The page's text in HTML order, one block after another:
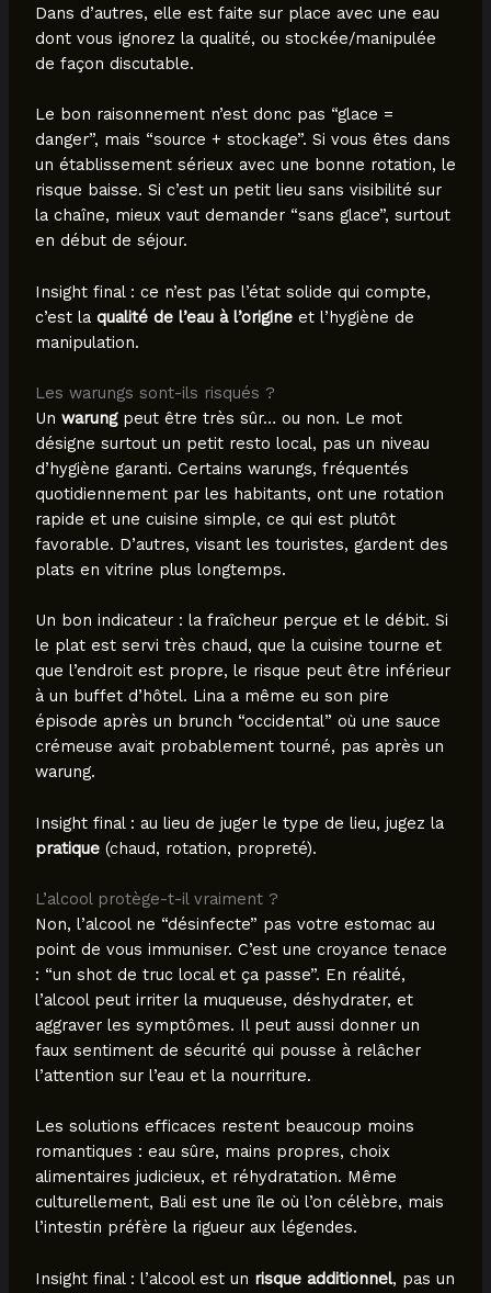
Dans d’autres, elle est faite sur place avec une eau
dont vous ignorez la qualité, ou stockée/manipulée
de façon discutable.
Le bon raisonnement n’est donc pas “glace =
danger”, mais “source + stockage”. Si vous êtes dans
un établissement sérieux avec une bonne rotation, le
risque baisse. Si c’est un petit lieu sans visibilité sur
la chaîne, mieux vaut demander “sans glace”, surtout
en début de séjour.
Insight final : ce n’est pas l’état solide qui compte,
c’est la qualité de l’eau à l’origineet l’hygiène de
manipulation.
Les warungs sont-ils risqués ?
Un warungpeut être très sûr… ou non. Le mot
désigne surtout un petit resto local, pas un niveau
d’hygiène garanti. Certains warungs, fréquentés
quotidiennement par les habitants, ont une rotation
rapide et une cuisine simple, ce qui est plutôt
favorable. D’autres, visant les touristes, gardent des
plats en vitrine plus longtemps.
Un bon indicateur : la fraîcheur perçue et le débit. Si
le plat est servi très chaud, que la cuisine tourne et
que l’endroit est propre, le risque peut être inférieur
à un buffet d’hôtel. Lina a même eu son pire
épisode après un brunch “occidental” où une sauce
crémeuse avait probablement tourné, pas après un
warung.
Insight final : au lieu de juger le type de lieu, jugez la
pratique(chaud, rotation, propreté).
L’alcool protège-t-il vraiment ?
Non, l’alcool ne “désinfecte” pas votre estomac au
point de vous immuniser. C’est une croyance tenace
: “un shot de truc local et ça passe”. En réalité,
l’alcool peut irriter la muqueuse, déshydrater, et
aggraver les symptômes. Il peut aussi donner un
faux sentiment de sécurité qui pousse à relâcher
l’attention sur l’eau et la nourriture.
Les solutions efficaces restent beaucoup moins
romantiques : eau sûre, mains propres, choix
alimentaires judicieux, et réhydratation. Même
culturellement, Bali est une île où l’on célèbre, mais
l’intestin préfère la rigueur aux légendes.
Insight final : l’alcool est un risque additionnel, pas un